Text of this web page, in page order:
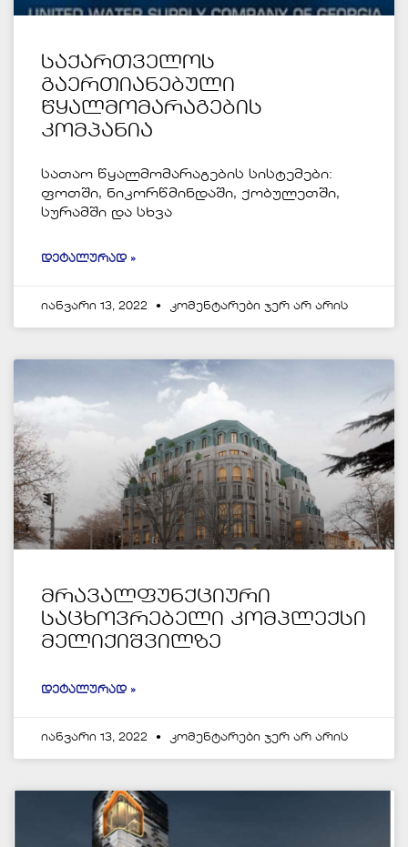
საქართველოს
გაერთიანებული
წყალმომარაგების
კომპანია
სათაო წყალმომარაგების სისტემები:
ფოთში, ნიკორწმინდაში, ქობულეთში,
სურამში და სხვა
ᲓᲔᲢᲐᲚᲣᲠᲐᲓ »
იანვარი 13, 2022 კომენტარები ჯერ არ არის
მრავალფუნქციური
საცხოვრებელი კომპლექსი
მელიქიშვილზე
ᲓᲔᲢᲐᲚᲣᲠᲐᲓ »
იანვარი 13, 2022 კომენტარები ჯერ არ არის